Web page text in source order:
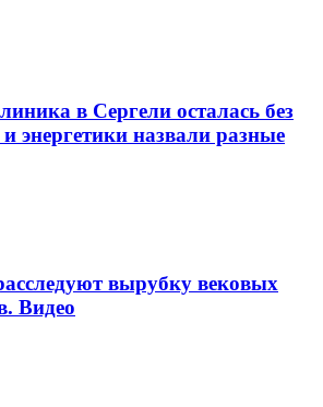
в Сергели осталась без
энергетики назвали разные
вырубку вековых
Видео